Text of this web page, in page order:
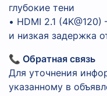
глубокие тени
• HDMI 2.1
и низкая задержка
📞 Обратная связь
Для уточнения
указанному в